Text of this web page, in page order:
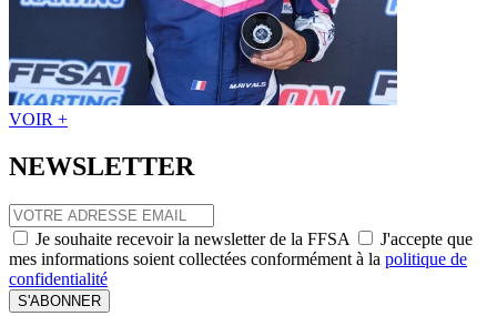
VOIR +
NEWSLETTER
Je souhaite recevoir la newsletter de la FFSA
J'accepte que
mes informations soient collectées conformément à la politique de
confidentialité
S'ABONNER